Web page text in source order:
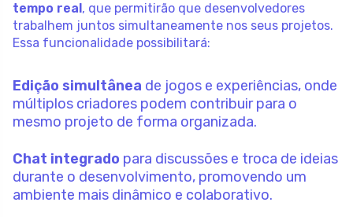
tempo real , que permitirão que desenvolvedores
trabalhem juntos simultaneamente nos seus projetos.
Essa funcionalidade possibilitará:
Edição simultânea de jogos e experiências, onde
múltiplos criadores podem contribuir para o
mesmo projeto de forma organizada.
Chat integrado para discussões e troca de ideias
durante o desenvolvimento, promovendo um
ambiente mais dinâmico e colaborativo.